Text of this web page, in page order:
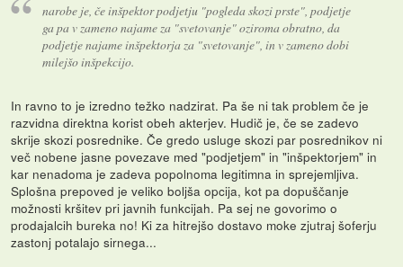
narobe je, če inšpektor podjetju "pogleda skozi prste", podjetje
ga pa v zameno najame za "svetovanje" oziroma obratno, da
podjetje najame inšpektorja za "svetovanje", in v zameno dobi
milejšo inšpekcijo.
In ravno to je izredno težko nadzirat. Pa še ni tak problem če je
razvidna direktna korist obeh akterjev. Hudič je, če se zadevo
skrije skozi posrednike. Če gredo usluge skozi par posrednikov ni
več nobene jasne povezave med "podjetjem" in "inšpektorjem" in
kar nenadoma je zadeva popolnoma legitimna in sprejemljiva.
Splošna prepoved je veliko boljša opcija, kot pa dopuščanje
možnosti kršitev pri javnih funkcijah. Pa sej ne govorimo o
prodajalcih bureka no! Ki za hitrejšo dostavo moke zjutraj šoferju
zastonj potalajo sirnega...